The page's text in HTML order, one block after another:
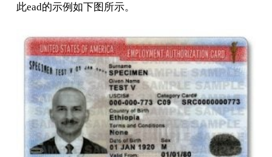
此ead的示例如下图所示。